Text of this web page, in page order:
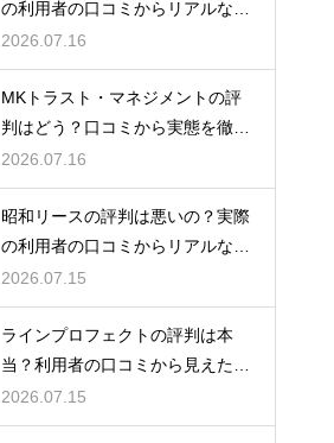
の利用者の口コミからリアルな実
態検証
2026.07.16
MKトラスト・マネジメントの評
判はどう？口コミから実態を徹底
検証！
2026.07.16
昭和リースの評判は悪いの？実際
の利用者の口コミからリアルな実
態検証
2026.07.15
ラインプロフェクトの評判は本
当？利用者の口コミから見えた実
態検証
2026.07.15